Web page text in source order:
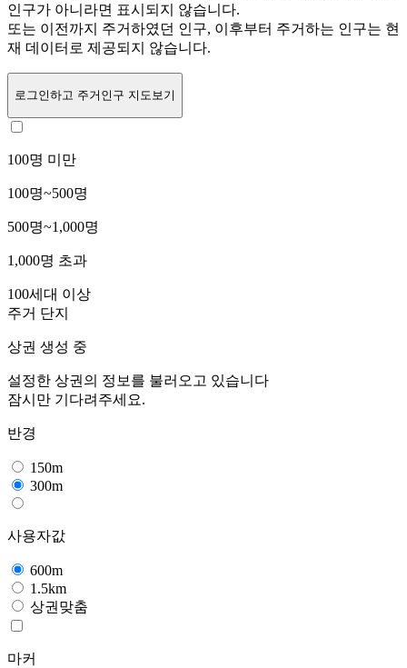
인구가 아니라면 표시되지 않습니다.
또는 이전까지 주거하였던 인구, 이후부터 주거하는 인구는 현
재 데이터로 제공되지 않습니다.
로그인하고 주거인구 지도보기
100명 미만
100명~500명
500명~1,000명
1,000명 초과
100세대 이상
주거 단지
상권 생성 중
설정한 상권의 정보를 불러오고 있습니다
잠시만 기다려주세요.
반경
150m
300m
사용자값
600m
1.5km
상권맞춤
마커